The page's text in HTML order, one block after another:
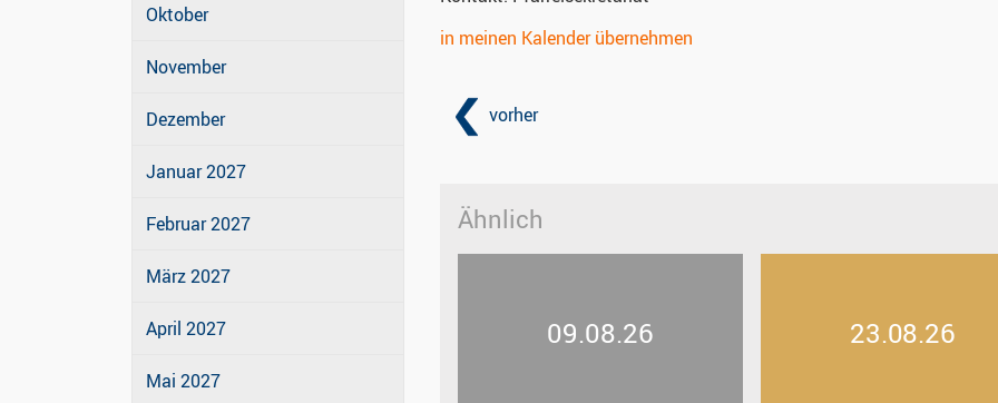
Oktober
November
Dezember
Januar 2027
Februar 2027
März 2027
April 2027
Mai 2027
in meinen Kalender übernehmen
vorher
Ähnlich
09.08.26 23.08.26